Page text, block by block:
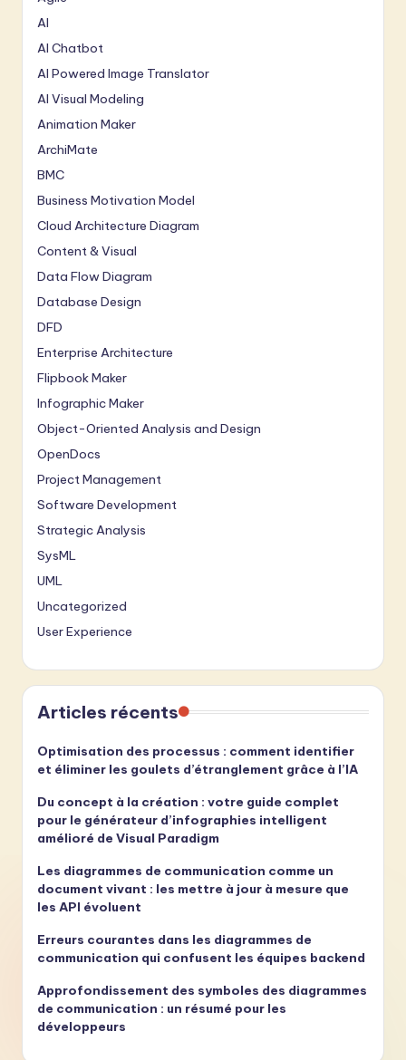
AI
AI Chatbot
AI Powered Image Translator
AI Visual Modeling
Animation Maker
ArchiMate
BMC
Business Motivation Model
Cloud Architecture Diagram
Content & Visual
Data Flow Diagram
Database Design
DFD
Enterprise Architecture
Flipbook Maker
Infographic Maker
Object-Oriented Analysis and Design
OpenDocs
Project Management
Software Development
Strategic Analysis
SysML
UML
Uncategorized
User Experience
Articles récents
Optimisation des processus : comment identifier
et éliminer les goulets d’étranglement grâce à l’IA
Du concept à la création : votre guide complet
pour le générateur d’infographies intelligent
amélioré de Visual Paradigm
Les diagrammes de communication comme un
document vivant : les mettre à jour à mesure que
les API évoluent
Erreurs courantes dans les diagrammes de
communication qui confusent les équipes backend
Approfondissement des symboles des diagrammes
de communication : un résumé pour les
développeurs